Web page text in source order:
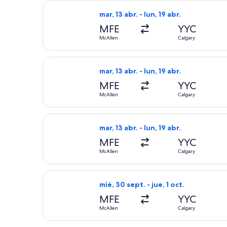
mar, 13 abr. - lun, 19 abr.
MFE
McAllen
YYC
Calgary
Seleccionar vuelo de American
mar, 13 abr. - lun, 19 abr.
MFE
McAllen
YYC
Calgary
Seleccionar vuelo de American
mar, 13 abr. - lun, 19 abr.
MFE
McAllen
YYC
Calgary
Seleccionar vuelo de American
mié, 30 sept. - jue, 1 oct.
MFE
McAllen
YYC
Calgary
Seleccionar vuelo de United, con